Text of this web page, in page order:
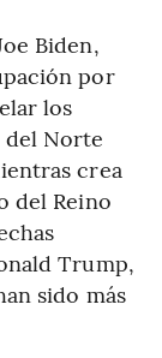
Biden,
por
los
del Norte
crea
del Reino
Trump,
sido más